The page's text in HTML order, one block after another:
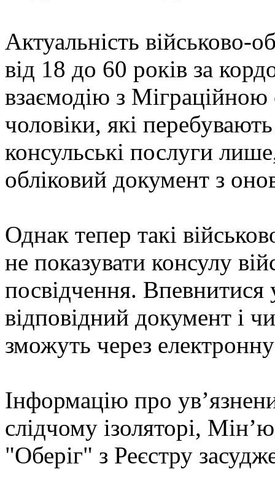
Актуальність військово-
від 18 до 60 років за
взаємодію з
чоловіки, які
консульські послуги
обліковий документ з
Однак тепер такі
не показувати консулу
посвідчення. Впевнитися
відповідний документ і
зможуть через
Інформацію про
слідчому ізоляторі,
"Оберіг" з Реєстру